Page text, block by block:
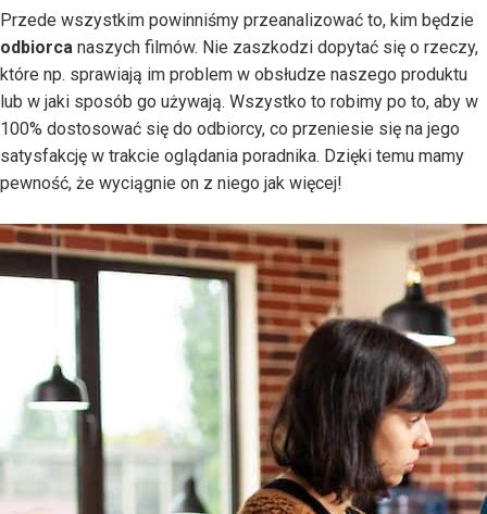
Przede wszystkim powinniśmy przeanalizować to, kim będzie
odbiorca naszych filmów. Nie zaszkodzi dopytać się o rzeczy,
które np. sprawiają im problem w obsłudze naszego produktu
lub w jaki sposób go używają. Wszystko to robimy po to, aby w
100% dostosować się do odbiorcy, co przeniesie się na jego
satysfakcję w trakcie oglądania poradnika. Dzięki temu mamy
pewność, że wyciągnie on z niego jak więcej!